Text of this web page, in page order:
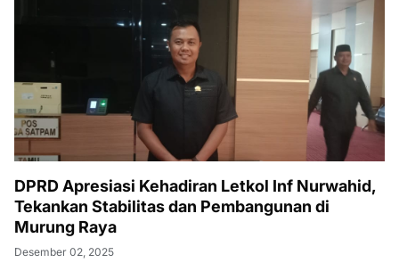
DPRD Apresiasi Kehadiran Letkol Inf Nurwahid,
Tekankan Stabilitas dan Pembangunan di
Murung Raya
Desember 02, 2025